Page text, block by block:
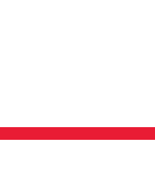
购物车中还暂时商品！